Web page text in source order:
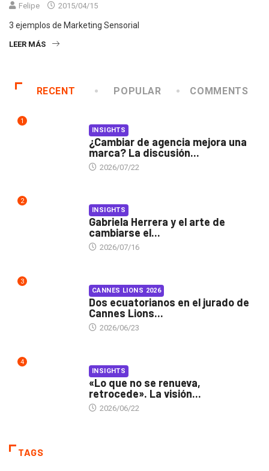
Felipe 2015/04/15
3 ejemplos de Marketing Sensorial
LEER MÁS
RECENT POPULAR COMMENTS
1
INSIGHTS
¿Cambiar de agencia mejora una
marca? La discusión...
2026/07/22
2
INSIGHTS
Gabriela Herrera y el arte de
cambiarse el...
2026/07/16
3
CANNES LIONS 2026
Dos ecuatorianos en el jurado de
Cannes Lions...
2026/06/23
4
INSIGHTS
«Lo que no se renueva,
retrocede». La visión...
2026/06/22
TAGS